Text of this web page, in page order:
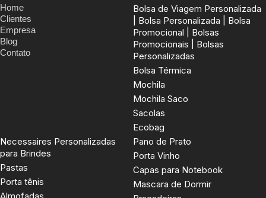
Home
Clientes
Empresa
Blog
Contato
Bolsa de Viagem Personalizada
| Bolsa Personalizada | Bolsa
Promocional | Bolsas
Promocionais | Bolsas
Personalizadas
Bolsa Térmica
Mochila
Mochila Saco
Sacolas
Ecobag
Necessaires Personalizadas
para Brindes
Pastas
Porta tênis
Pano de Prato
Porta Vinho
Capas para Notebook
Mascara de Dormir